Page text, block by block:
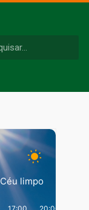
Céu limpo